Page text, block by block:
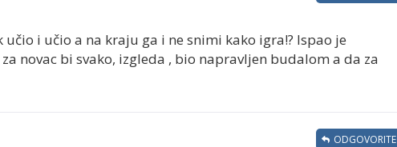
i učio a na kraju ga i ne snimi kako igra!? Ispao je
novac bi svako, izgleda , bio napravljen budalom a da za
ODGOVORITE